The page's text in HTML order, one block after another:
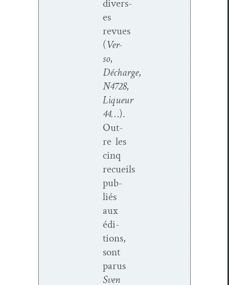
divers­
es
revues
(Ver­
so,
Décharge,
N4728,
Liqueur
44…).
Out­
re les
cinq
recueils
pub­
liés
aux
édi­
tions,
sont
parus
Sven